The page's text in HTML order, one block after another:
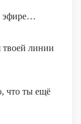
эфире…
твоей линии
что ты ещё